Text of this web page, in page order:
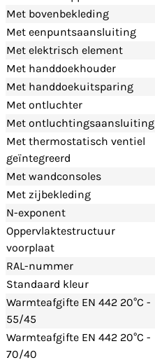
Met bovenbekleding
Met eenpuntsaansluiting
Met elektrisch element
Met handdoekhouder
Met handdoekuitsparing
Met ontluchter
Met ontluchtingsaansluiting
Met thermostatisch ventiel
geïntegreerd
Met wandconsoles
Met zijbekleding
N-exponent
Oppervlaktestructuur
voorplaat
RAL-nummer
Standaard kleur
Warmteafgifte EN 442 20°C -
55/45
Warmteafgifte EN 442 20°C -
70/40